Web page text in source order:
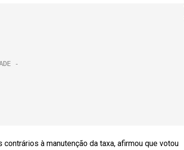
à manutenção da taxa, afirmou que votou